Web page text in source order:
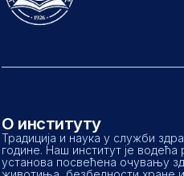
О институту
Традиција и наука у служби
године. Наш институт је водећа
установа посвећена очувању